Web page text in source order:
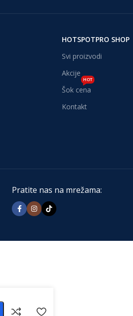
HOTSPOTPRO SHOP
Svi proizvodi
Akcije
Šok cena
HOT
Kontakt
Pratite nas na mrežama: